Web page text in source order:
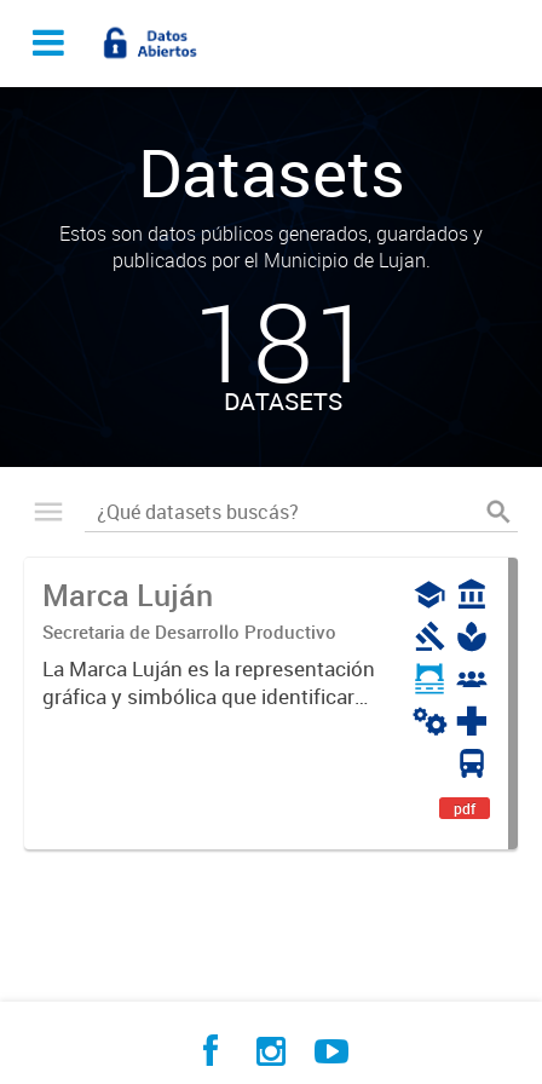
Datasets
Estos son datos públicos generados, guardados y
publicados por el Municipio de Lujan.
181
DATASETS
Marca Luján
Secretaria de Desarrollo Productivo
La Marca Luján es la representación
gráfica y simbólica que identificará
pdf